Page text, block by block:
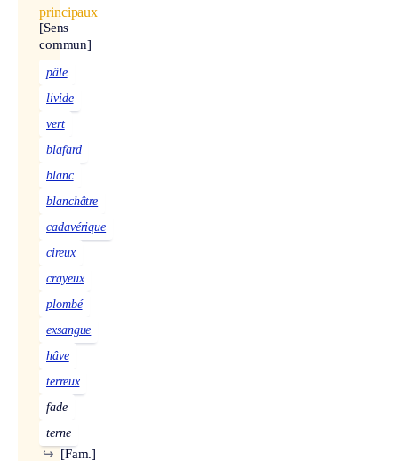
principaux
[Sens
commun]
pâle
livide
vert
blafard
blanc
blanchâtre
cadavérique
cireux
crayeux
plombé
exsangue
hâve
terreux
fade
terne
[Fam.]
↪